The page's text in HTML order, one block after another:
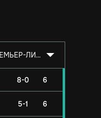
АЛЬФА-БАНК РОССИЙСКАЯ ПРЕМЬЕР-ЛИГА 2026/2027
8-0 6
5-1 6